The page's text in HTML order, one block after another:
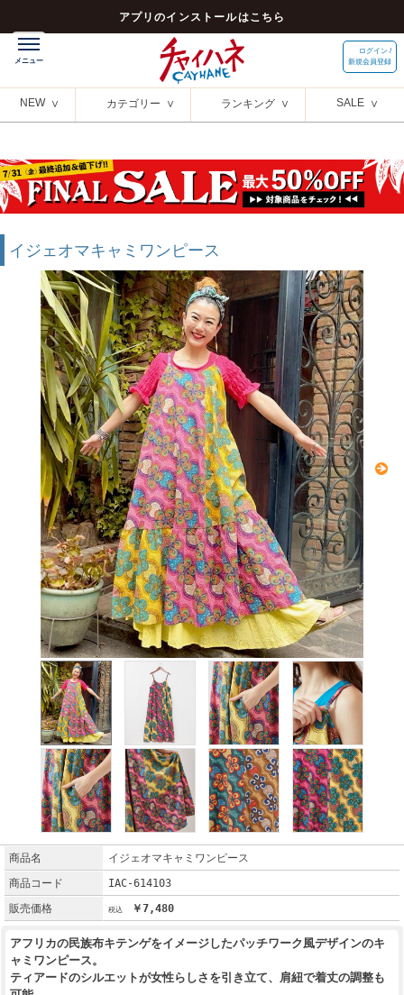
アプリのインストールはこちら
ログイン /
新規会員登録
NEW カテゴリー ランキング SALE
イジェオマキャミワンピース
商品名
イジェオマキャミワンピース
商品コード
IAC-614103
販売価格
￥7,480
アフリカの民族布キテンゲをイメージしたパッチワーク風デザインのキ
ャミワンピース。
ティアードのシルエットが女性らしさを引き立て、肩紐で着丈の調整も